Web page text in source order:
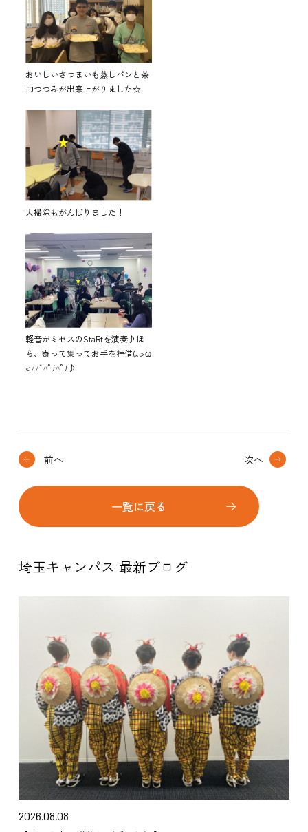
おいしいさつまいも蒸しパンと茶
巾つつみが出来上がりました☆
大掃除もがんばりました！
軽音がミセスのStaRtを演奏♪ほ
ら、寄って集ってお手を拝借(｡>ω
<ﾉﾉﾞﾊﾟﾁﾊﾟﾁ♪
前へ
一覧に戻る
次へ
埼玉キャンパス 最新ブログ
2026.08.08